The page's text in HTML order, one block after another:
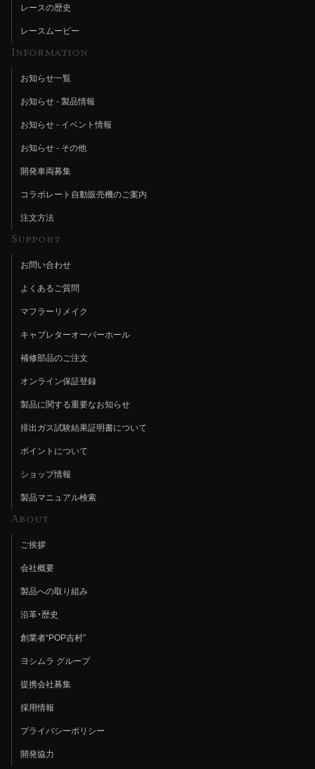
レースの歴史
レースムービー
Information
お知らせ一覧
お知らせ - 製品情報
お知らせ - イベント情報
お知らせ - その他
開発車両募集
コラボレート自動販売機のご案内
注文方法
Support
お問い合わせ
よくあるご質問
マフラーリメイク
キャブレターオーバーホール
補修部品のご注文
オンライン保証登録
製品に関する重要なお知らせ
排出ガス試験結果証明書について
ポイントについて
ショップ情報
製品マニュアル検索
About
ご挨拶
会社概要
製品への取り組み
沿革・歴史
創業者“POP吉村”
ヨシムラ グループ
提携会社募集
採用情報
プライバシーポリシー
開発協力